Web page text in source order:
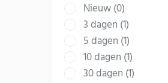
Nieuw (0)
3 dagen (1)
5 dagen (1)
10 dagen (1)
30 dagen (1)